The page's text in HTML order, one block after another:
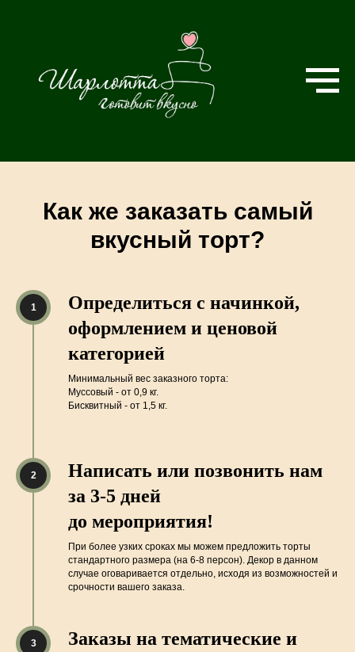
Как же заказать самый
вкусный торт?
Определиться с начинкой,
оформлением и ценовой
категорией
Минимальный вес заказного торта:
Муссовый - от 0,9 кг.
Бисквитный - от 1,5 кг.
Написать или позвонить нам
за 3-5 дней
до мероприятия!
При более узких сроках мы можем предложить торты
стандартного размера (на 6-8 персон). Декор в данном
случае оговаривается отдельно, исходя из возможностей и
срочности вашего заказа.
Заказы на тематические и